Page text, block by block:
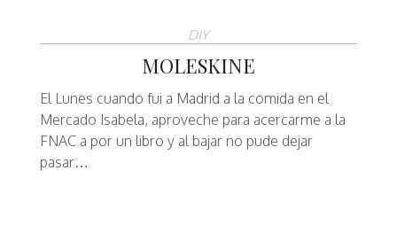
DIY
MOLESKINE
El Lunes cuando fui a Madrid a la comida en el
Mercado Isabela, aproveche para acercarme a la
FNAC a por un libro y al bajar no pude dejar
pasar…